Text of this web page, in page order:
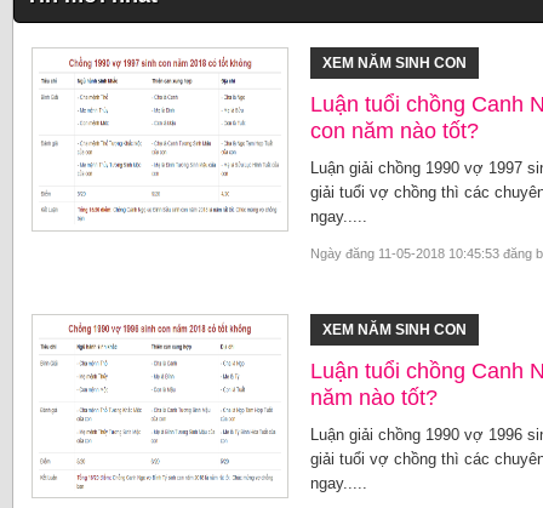
XEM NĂM SINH CON
Luận tuổi chồng Canh
con năm nào tốt?
Luận giải chồng 1990 vợ 1997
giải tuổi vợ chồng thì các
ngay.....
Ngày đăng 11-05-2018 10:45:53 đăng
XEM NĂM SINH CON
Luận tuổi chồng Canh
năm nào tốt?
Luận giải chồng 1990 vợ 1996
giải tuổi vợ chồng thì các
ngay.....